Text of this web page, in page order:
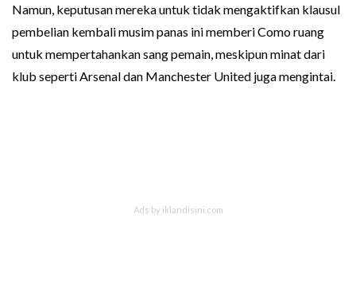
Namun, keputusan mereka untuk tidak mengaktifkan klausul
pembelian kembali musim panas ini memberi Como ruang
untuk mempertahankan sang pemain, meskipun minat dari
klub seperti Arsenal dan Manchester United juga mengintai.